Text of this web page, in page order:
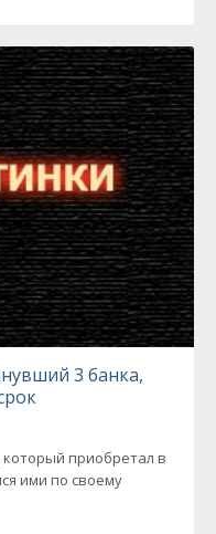
3 банка,
приобретал в
ими по своему